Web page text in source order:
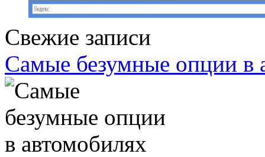
Свежие записи
Самые безумные опции в